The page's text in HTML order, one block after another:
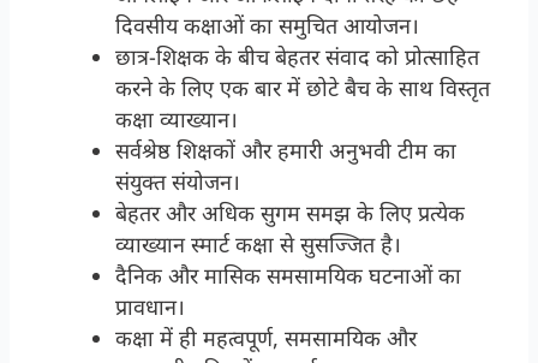
दिवसीय कक्षाओं का समुचित आयोजन।
छात्र-शिक्षक के बीच बेहतर संवाद को प्रोत्साहित
करने के लिए एक बार में छोटे बैच के साथ विस्तृत
कक्षा व्याख्यान।
सर्वश्रेष्ठ शिक्षकों और हमारी अनुभवी टीम का
संयुक्त संयोजन।
बेहतर और अधिक सुगम समझ के लिए प्रत्येक
व्याख्यान स्मार्ट कक्षा से सुसज्जित है।
दैनिक और मासिक समसामयिक घटनाओं का
प्रावधान।
कक्षा में ही महत्वपूर्ण, समसामयिक और